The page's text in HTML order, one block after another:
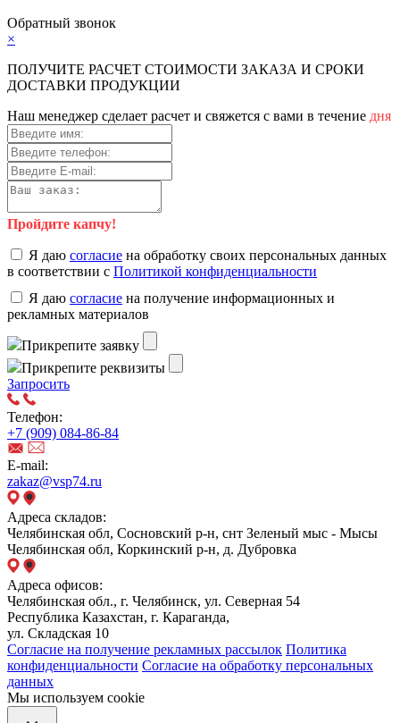
Обратный звонок
×
ПОЛУЧИТЕ РАСЧЕТ СТОИМОСТИ ЗАКАЗА И СРОКИ
ДОСТАВКИ ПРОДУКЦИИ
Наш менеджер сделает расчет и свяжется с вами в течение дня
Пройдите капчу!
Я даю согласие на обработку своих персональных данных
в соответствии с Политикой конфиденциальности
Я даю согласие на получение информационных и
рекламных материалов
Прикрепите заявку
Прикрепите реквизиты
Запросить
Телефон:
+7 (909) 084-86-84
E-mail:
zakaz@vsp74.ru
Адреса складов:
Челябинская обл, Сосновский р-н, снт Зеленый мыс - Мысы
Челябинская обл, Коркинский р-н, д. Дубровка
Адреса офисов:
Челябинская обл., г. Челябинск, ул. Северная 54
Республика Казахстан, г. Караганда,
ул. Складская 10
Согласие на получение рекламных рассылок Политика
конфиденциальности Согласие на обработку персональных
данных
Мы используем cookie